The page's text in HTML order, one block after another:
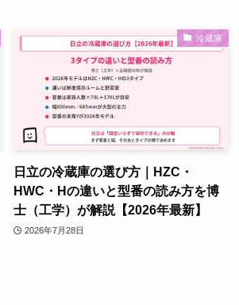
冷蔵庫
日立の冷蔵庫の選び方｜HZC・
HWC・Hの違いと型番の読み方を博
士（工学）が解説【2026年最新】
2026年7月28日